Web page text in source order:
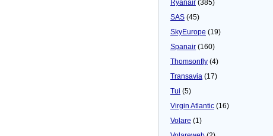
Ryanair (385)
SAS (45)
SkyEurope (19)
Spanair (160)
Thomsonfly (4)
Transavia (17)
Tui (5)
Virgin Atlantic (16)
Volare (1)